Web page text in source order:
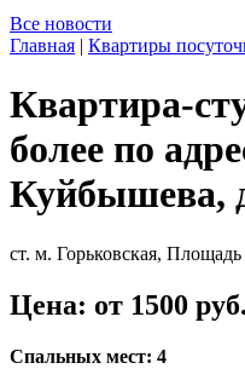
Все новости
Главная | Квартиры
Квартира-
более по
Куйбышева,
ст. м. Горьковская,
Цена: от 1500
Спальных мест: 4